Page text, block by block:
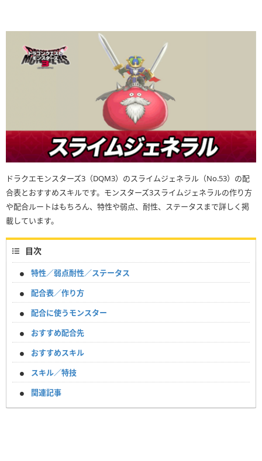
ドラクエモンスターズ3（DQM3）のスライムジェネラル（No.53）の配
合表とおすすめスキルです。モンスターズ3スライムジェネラルの作り方
や配合ルートはもちろん、特性や弱点、耐性、ステータスまで詳しく掲
載しています。
目次
特性／弱点耐性／ステータス
配合表／作り方
配合に使うモンスター
おすすめ配合先
おすすめスキル
スキル／特技
関連記事